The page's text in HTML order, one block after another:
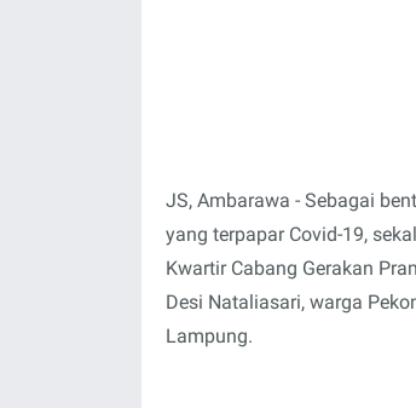
JS, Ambarawa - Sebagai
yang terpapar Covid-19,
Kwartir Cabang Gerakan
Desi Nataliasari, warga
Lampung.